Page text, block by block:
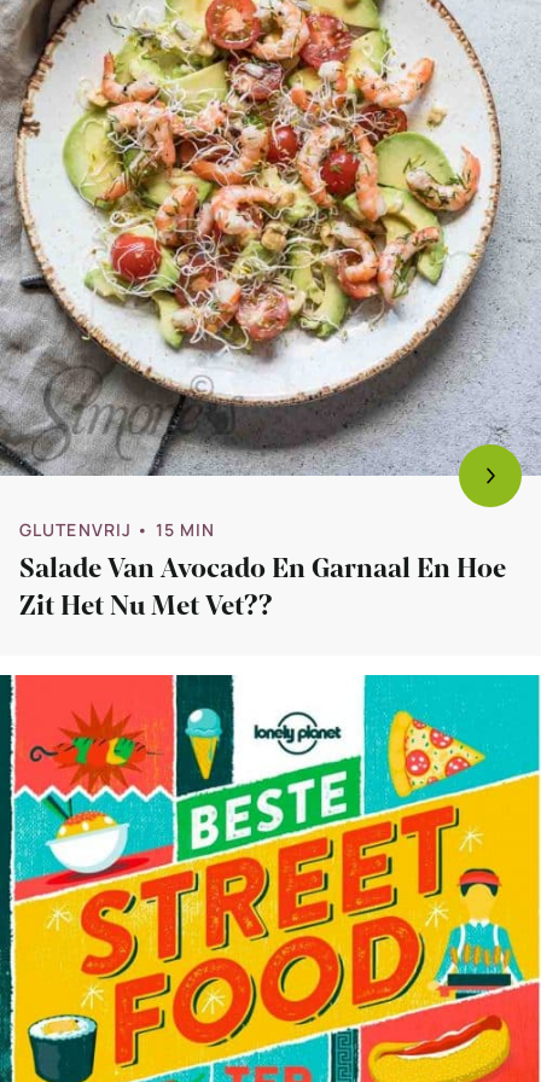
nu
met
vet??
GLUTENVRIJ • 15 MIN
Salade Van Avocado En Garnaal En Hoe
Zit Het Nu Met Vet??
Bekijk
Boekreview:
Lonely
Planet
Beste
streetfood
ter
wereld